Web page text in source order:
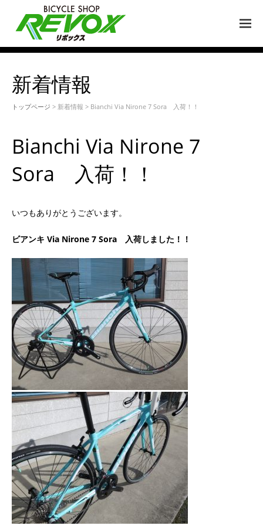
U
新着情報
トップページ > 新着情報 > Bianchi Via Nirone 7 Sora 入荷！！
Bianchi Via Nirone 7
Sora 入荷！！
いつもありがとうございます。
ビアンキ Via Nirone 7 Sora 入荷しました！！